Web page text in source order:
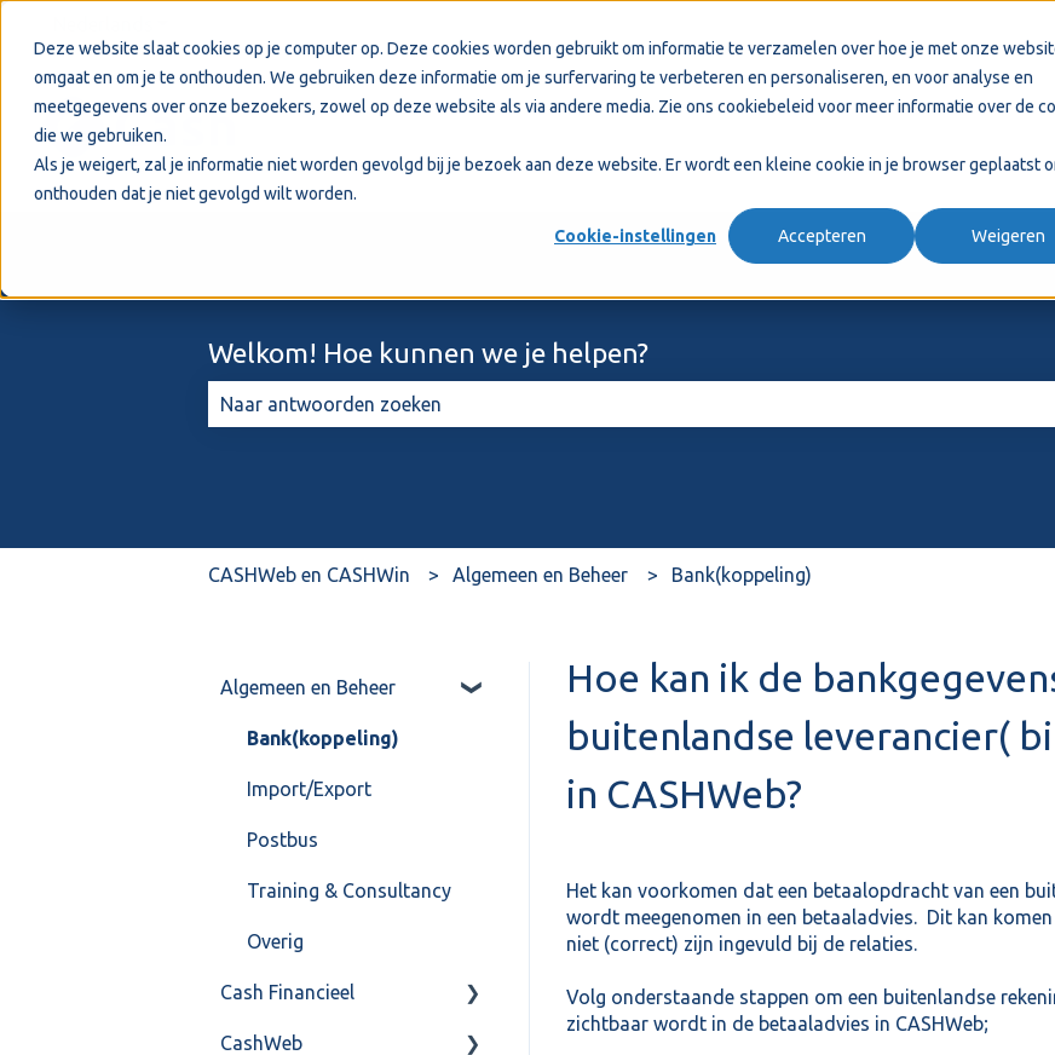
Deze website slaat cookies op je computer op. Deze cookies worden gebruikt om informatie te verzamelen over hoe je met onze
omgaat en om je te onthouden. We gebruiken deze informatie om je surfervaring te verbeteren en personaliseren, en voor analyse en
meetgegevens over onze bezoekers, zowel op deze website als via andere media. Zie ons cookiebeleid voor meer informatie over de
die we gebruiken.
Als je weigert, zal je informatie niet worden gevolgd bij je bezoek aan deze website. Er wordt een kleine cookie in je browser geplaatst
onthouden dat je niet gevolgd wilt worden.
Cookie-instellingen Accepteren Weigeren
Welkom! Hoe kunnen we je helpen?
CASHWeb en CASHWin Algemeen en Beheer Bank(koppeling)
Hoe kan ik de
buitenlandse leverancier(
in CASHWeb?
Het kan voorkomen dat een betaalopdracht van een
wordt meegenomen in een betaaladvies. Dit kan
niet (correct) zijn ingevuld bij de relaties.
Volg onderstaande stappen om een buitenlandse
zichtbaar wordt in de betaaladvies in CASHWeb;
Algemeen en Beheer
Bank(koppeling)
Import/Export
Postbus
Training & Consultancy
Overig
Cash Financieel
Boekhoud
CashWeb